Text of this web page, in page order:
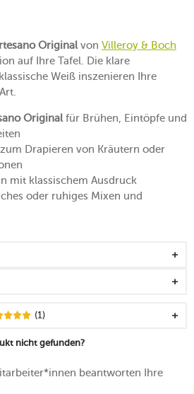
Originalvon Villeroy & Boch
auf Ihre Tafel. Die klare
Weiß inszenieren Ihre
Originalfür Brühen, Eintöpfe und
Drapieren von Kräutern oder
mit klassischem Ausdruck
oder ruhiges Mixen und
(1)
nicht gefunden?
beantworten Ihre